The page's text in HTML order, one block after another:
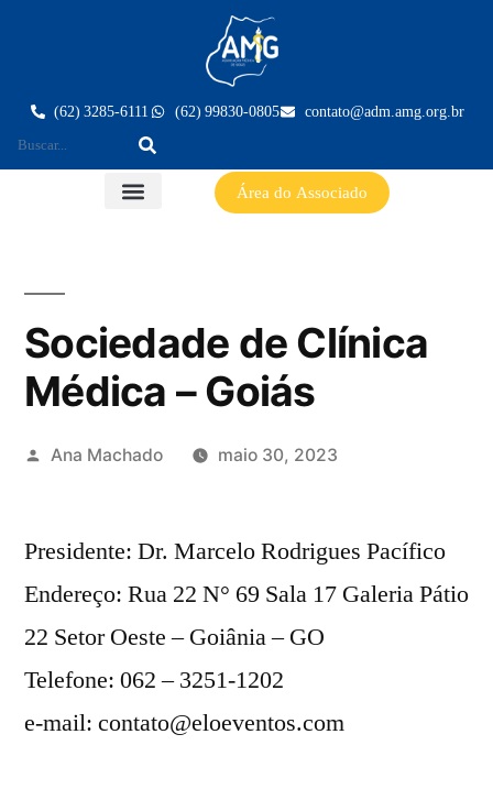
(62) 3285-6111 (62) 99830-0805 contato@adm.amg.org.br
Área do Associado
Sociedade de Clínica
Médica – Goiás
Ana Machado maio 30, 2023
Presidente: Dr. Marcelo Rodrigues Pacífico
Endereço: Rua 22 N° 69 Sala 17 Galeria Pátio
22 Setor Oeste – Goiânia – GO
Telefone: 062 – 3251-1202
e-mail: contato@eloeventos.com